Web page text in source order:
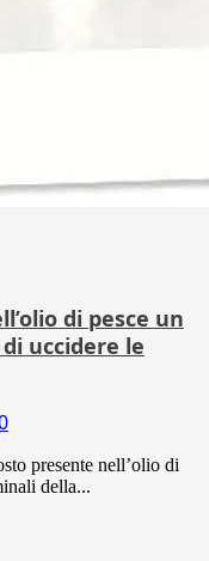
di pesce un
uccidere le
presente nell’olio di
della...